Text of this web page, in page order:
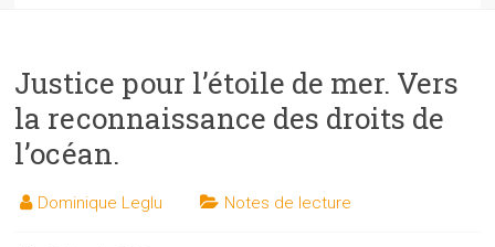
les
sciences
et
les
auprès
Justice pour l’étoile de mer. Vers
la reconnaissance des droits de
l’océan.
Dominique Leglu Notes de lecture